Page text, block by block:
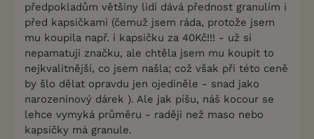
předpokladům většiny lidí dává přednost granulím i
před kapsičkami (čemuž jsem ráda, protože jsem
mu koupila např. i kapsičku za 40Kč!!! - už si
nepamatuji značku, ale chtěla jsem mu koupit to
nejkvalitnější, co jsem našla; což však při této ceně
by šlo dělat opravdu jen ojediněle - snad jako
narozeninový dárek ). Ale jak píšu, náš kocour se
lehce vymyká průměru - raději než maso nebo
kapsičky má granule.